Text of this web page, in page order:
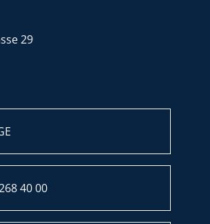
29
40 00